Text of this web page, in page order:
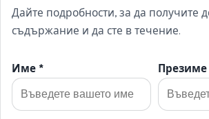
Дайте подробности, за да получите
съдържание и да сте в течение.
Име * Презиме